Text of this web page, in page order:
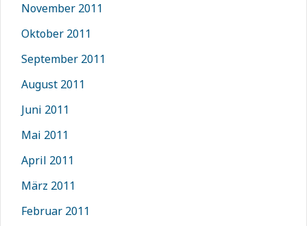
November 2011
Oktober 2011
September 2011
August 2011
Juni 2011
Mai 2011
April 2011
März 2011
Februar 2011